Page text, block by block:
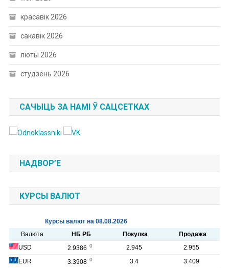
красавік 2026
сакавік 2026
люты 2026
студзень 2026
САЧЫЦЬ ЗА НАМІ Ў САЦСЕТКАХ
НАДВОР’Е
КУРСЫ ВАЛЮТ